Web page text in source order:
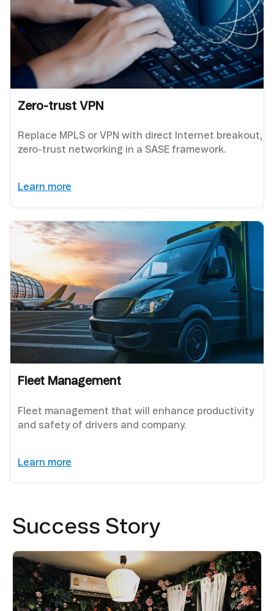
Zero-trust VPN
Replace MPLS or VPN with direct Internet breakout,
zero-trust networking in a SASE framework.
Learn more
Fleet Management
Fleet management that will enhance productivity
and safety of drivers and company.
Learn more
Success Story